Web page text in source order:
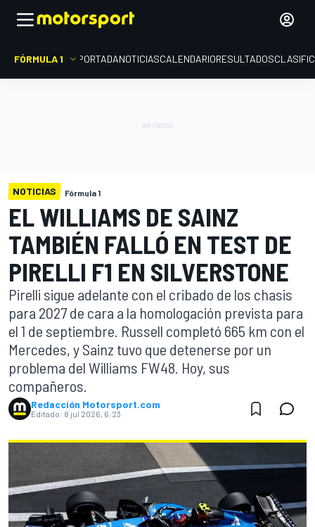
FÓRMULA 1 PORTADANOTICIASCALENDARIORESULTADOS
NOTICIAS Fórmula 1
EL WILLIAMS DE SAINZ
TAMBIÉN FALLÓ EN TEST DE
PIRELLI F1 EN SILVERSTONE
Pirelli sigue adelante con el cribado de los chasis
para 2027 de cara a la homologación prevista para
el 1 de septiembre. Russell completó 665 km con el
Mercedes, y Sainz tuvo que detenerse por un
problema del Williams FW48. Hoy, sus
compañeros.
Redacción Motorsport.com
Editado: 8 jul 2026, 6:23